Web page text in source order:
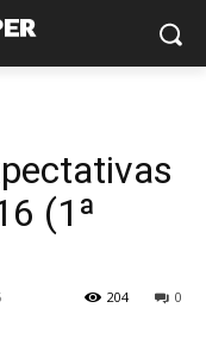
(1ª
0
204